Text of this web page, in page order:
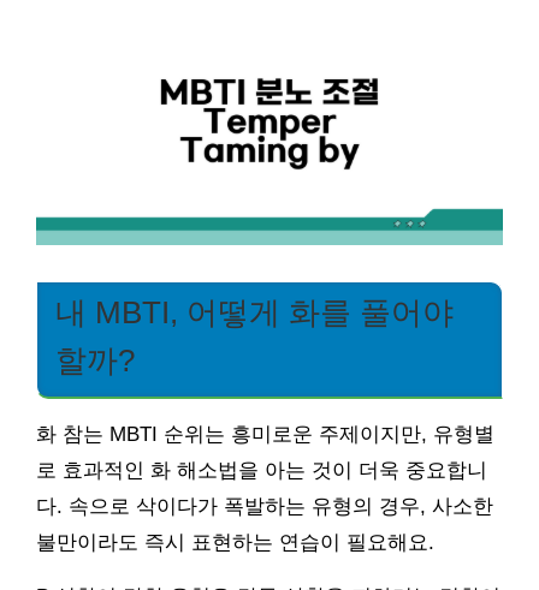
내 MBTI, 어떻게 화를 풀어야
할까?
화 참는 MBTI 순위는 흥미로운 주제이지만, 유형별
로 효과적인 화 해소법을 아는 것이 더욱 중요합니
다. 속으로 삭이다가 폭발하는 유형의 경우, 사소한
불만이라도 즉시 표현하는 연습이 필요해요.